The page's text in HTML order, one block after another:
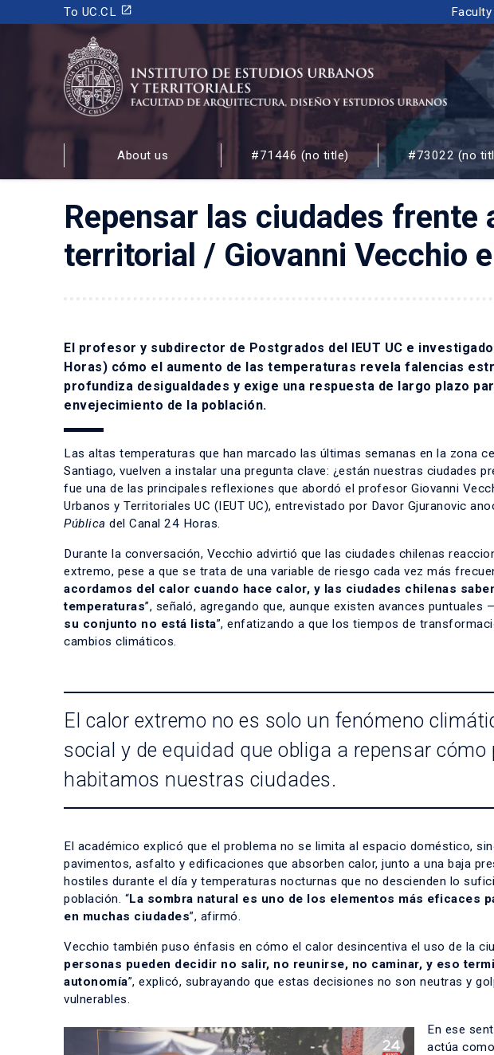
To UC.CL launch
INSTITUTO DE ESTUDIOS URBANOS
Y TERRITORIALES
FACULTAD DE ARQUITECTURA, DISEÑO Y ESTUDIOS URBANOS
About us #71446 (no title) #73022 (no
Repensar las ciudades frente
territorial / Giovanni Vecchio
El profesor y subdirector de Postgrados del IEUT UC e
Horas) cómo el aumento de las temperaturas revela falencias
profundiza desigualdades y exige una respuesta de largo plazo
envejecimiento de la población.
Las altas temperaturas que han marcado las últimas semanas en la zona
Santiago, vuelven a instalar una pregunta clave: ¿están nuestras ciudades
fue una de las principales reflexiones que abordó el profesor Giovanni
Urbanos y Territoriales UC (IEUT UC), entrevistado por Davor Gjuranovic
Pública del Canal 24 Horas.
Durante la conversación, Vecchio advirtió que las ciudades chilenas
extremo, pese a que se trata de una variable de riesgo cada vez más
acordamos del calor cuando hace calor, y las ciudades chilenas
temperaturas”, señaló, agregando que, aunque existen avances
su conjunto no está lista”, enfatizando a que los tiempos de
cambios climáticos.
El calor extremo no es solo un fenómeno
social y de equidad que obliga a repensar
habitamos nuestras ciudades.
El académico explicó que el problema no se limita al espacio doméstico,
pavimentos, asfalto y edificaciones que absorben calor, junto a una baja
hostiles durante el día y temperaturas nocturnas que no descienden lo
población. “La sombra natural es uno de los elementos más eficaces
en muchas ciudades”, afirmó.
Vecchio también puso énfasis en cómo el calor desincentiva el uso de la
personas pueden decidir no salir, no reunirse, no caminar, y eso
autonomía”, explicó, subrayando que estas decisiones no son neutras y
vulnerables.
En ese
actúa